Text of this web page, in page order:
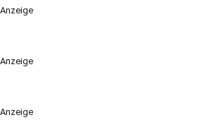
Anzeige
Anzeige
Anzeige